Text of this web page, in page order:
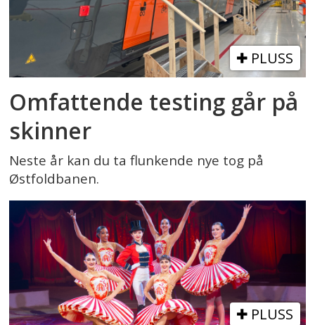
PLUSS
Omfattende testing går på
skinner
Neste år kan du ta flunkende nye tog på
Østfoldbanen.
PLUSS